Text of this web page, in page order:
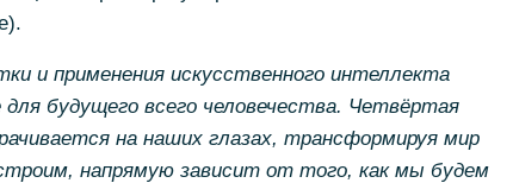
и применения искусственного интеллекта
будущего всего человечества. Четвёртая
на наших глазах, трансформируя мир
напрямую зависит от того, как мы будем